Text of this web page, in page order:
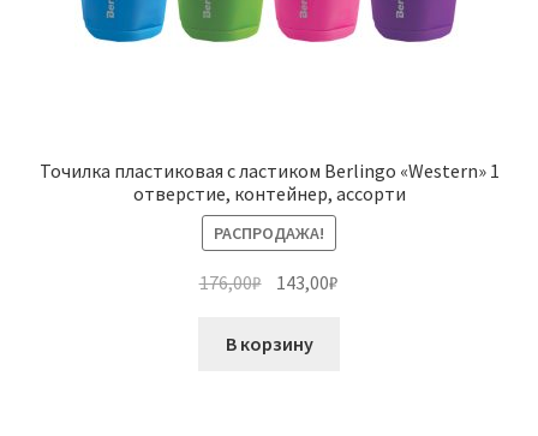
Точилка пластиковая с ластиком Berlingo «Western» 1
отверстие, контейнер, ассорти
РАСПРОДАЖА!
176,00₽ Первоначальная
составляла
143,00₽
В корзину